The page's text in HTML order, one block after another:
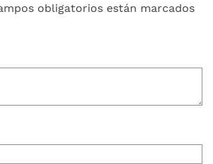
obligatorios están marcados